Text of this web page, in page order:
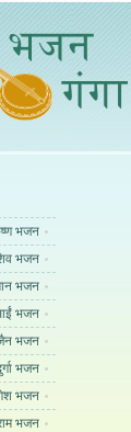
भजन
भजन
भजन
भजन
भजन
भजन
भजन
भजन